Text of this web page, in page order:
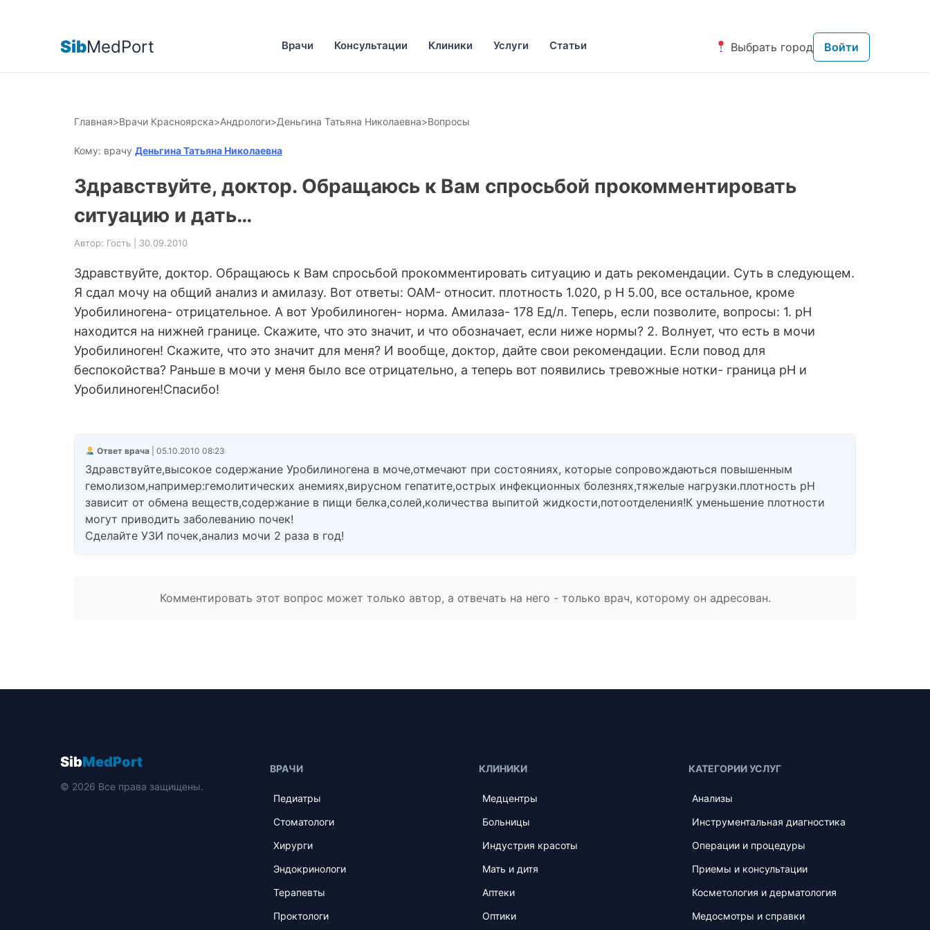
SibMedPort Врачи Консультации Клиники Услуги Статьи Выбрать город Войти
Главная>Врачи Красноярска>Андрологи>Деньгина Татьяна Николаевна>Вопросы
Кому: врачу Деньгина Татьяна Николаевна
Здравствуйте, доктор. Обращаюсь к Вам спросьбой прокомментировать
ситуацию и дать…
Автор: Гость | 30.09.2010
Здравствуйте, доктор. Обращаюсь к Вам спросьбой прокомментировать ситуацию и дать рекомендации. Суть в следующем.
Я сдал мочу на общий анализ и амилазу. Вот ответы: ОАМ- относит. плотность 1.020, р Н 5.00, все остальное, кроме
Уробилиногена- отрицательное. А вот Уробилиноген- норма. Амилаза- 178 Ед/л. Теперь, если позволите, вопросы: 1. рН
находится на нижней границе. Скажите, что это значит, и что обозначает, если ниже нормы? 2. Волнует, что есть в мочи
Уробилиноген! Скажите, что это значит для меня? И вообще, доктор, дайте свои рекомендации. Если повод для
беспокойства? Раньше в мочи у меня было все отрицательно, а теперь вот появились тревожные нотки- граница рН и
Уробилиноген!Спасибо!
Ответ врача| 05.10.2010 08:23
Здравствуйте,высокое содержание Уробилиногена в моче,отмечают при состояниях, которые сопровождаються повышенным
гемолизом,например:гемолитических анемиях,вирусном гепатите,острых инфекционных болезнях,тяжелые нагрузки.плотность pH
зависит от обмена веществ,содержание в пищи белка,солей,количества выпитой жидкости,потоотделения!К уменьшение плотности
могут приводить заболеванию почек!
Сделайте УЗИ почек,анализ мочи 2 раза в год!
Комментировать этот вопрос может только автор, а отвечать на него - только врач, которому он адресован.
SibMedPort
© 2026 Все права защищены.
ВРАЧИ
Педиатры
Стоматологи
Хирурги
Эндокринологи
Терапевты
Проктологи
КЛИНИКИ
Медцентры
Больницы
Индустрия красоты
Мать и дитя
Аптеки
Оптики
КАТЕГОРИИ УСЛУГ
Анализы
Инструментальная диагностика
Операции и процедуры
Приемы и консультации
Косметология и дерматология
Медосмотры и справки